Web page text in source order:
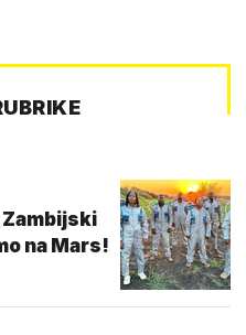
Zambijski
na Mars!